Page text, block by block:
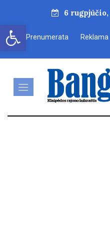
Open toolbar
6 rugpjūčio,
Prenumerata Reklama